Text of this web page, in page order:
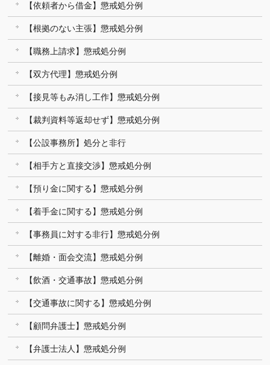
【依頼者から借金】懲戒処分例
【根拠のない主張】懲戒処分例
【職務上請求】懲戒処分例
【双方代理】懲戒処分例
【接見等もみ消し工作】懲戒処分例
【裁判資料等返却せず】懲戒処分例
【公設事務所】処分と非行
【相手方と直接交渉】懲戒処分例
【預り金に関する】懲戒処分例
【着手金に関する】懲戒処分例
【事務員に対する非行】懲戒処分例
【離婚・面会交流】懲戒処分例
【飲酒・交通事故】懲戒処分例
【交通事故に関する】懲戒処分例
【顧問弁護士】懲戒処分例
【弁護士法人】懲戒処分例